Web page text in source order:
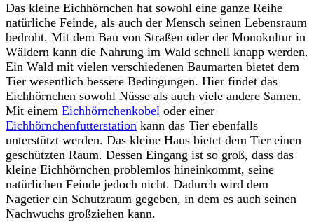
Das kleine Eichhörnchen hat sowohl eine ganze Reihe
natürliche Feinde, als auch der Mensch seinen Lebensraum
bedroht. Mit dem Bau von Straßen oder der Monokultur in
Wäldern kann die Nahrung im Wald schnell knapp werden.
Ein Wald mit vielen verschiedenen Baumarten bietet dem
Tier wesentlich bessere Bedingungen. Hier findet das
Eichhörnchen sowohl Nüsse als auch viele andere Samen.
Mit einem Eichhörnchenkobel oder einer
Eichhörnchenfutterstation kann das Tier ebenfalls
unterstützt werden. Das kleine Haus bietet dem Tier einen
geschützten Raum. Dessen Eingang ist so groß, dass das
kleine Eichhörnchen problemlos hineinkommt, seine
natürlichen Feinde jedoch nicht. Dadurch wird dem
Nagetier ein Schutzraum gegeben, in dem es auch seinen
Nachwuchs großziehen kann.